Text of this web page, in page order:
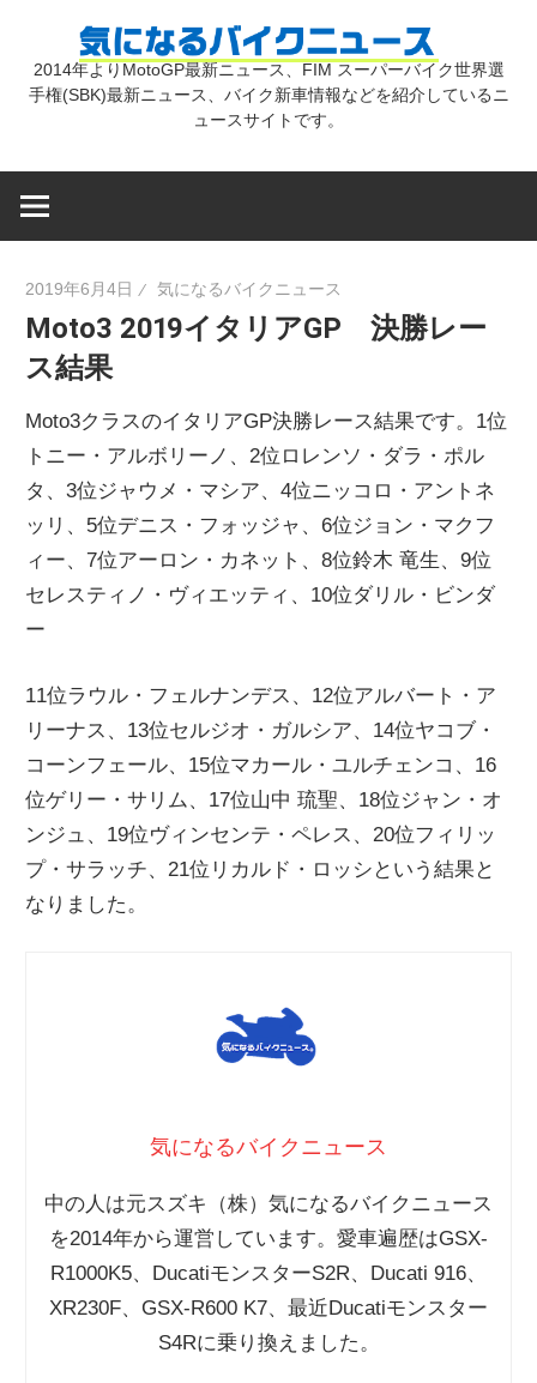
気
イ
ク
ニ
ー
ス
2014年よりMotoGP最新ニュース、FIM スーパーバイク世界選
手権(SBK)最新ニュース、バイク新車情報などを紹介しているニ
ュースサイトです。
2019年6月4日 気になるバイクニュース
Moto3 2019イタリアGP 決勝レー
ス結果
Moto3クラスのイタリアGP決勝レース結果です。1位
トニー・アルボリーノ、2位ロレンソ・ダラ・ポル
タ、3位ジャウメ・マシア、4位ニッコロ・アントネ
ッリ、5位デニス・フォッジャ、6位ジョン・マクフ
ィー、7位アーロン・カネット、8位鈴木 竜生、9位
セレスティノ・ヴィエッティ、10位ダリル・ビンダ
ー
11位ラウル・フェルナンデス、12位アルバート・ア
リーナス、13位セルジオ・ガルシア、14位ヤコブ・
コーンフェール、15位マカール・ユルチェンコ、16
位ゲリー・サリム、17位山中 琉聖、18位ジャン・オ
ンジュ、19位ヴィンセンテ・ペレス、20位フィリッ
プ・サラッチ、21位リカルド・ロッシという結果と
なりました。
気になるバイクニュース
中の人は元スズキ（株）気になるバイクニュース
を2014年から運営しています。愛車遍歴はGSX-
R1000K5、DucatiモンスターS2R、Ducati 916、
XR230F、GSX-R600 K7、最近Ducatiモンスター
S4Rに乗り換えました。